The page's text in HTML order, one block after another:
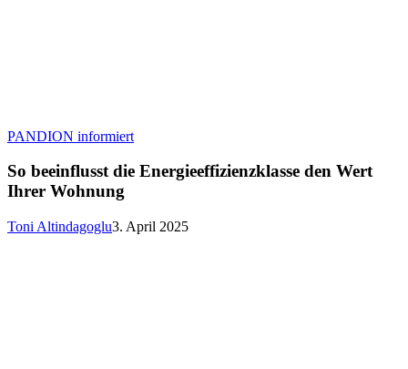
PANDION informiertSo
die
Energieeffizienzklasse
Ihrer
So beeinflusst die Energieeffizienzklasse den Wert
Ihrer Wohnung
Toni Altindagoglu3. April 2025